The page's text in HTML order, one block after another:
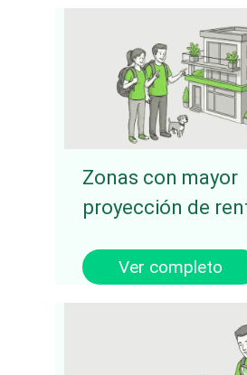
Zonas con mayor
proyección de
Ver completo